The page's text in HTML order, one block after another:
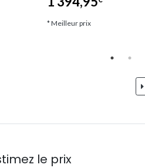
* Meilleur prix
le prix